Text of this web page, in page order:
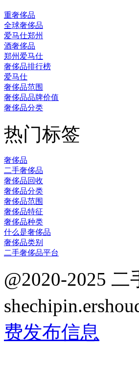
重奢侈品
全球奢侈品
爱马仕郑州
酒奢侈品
郑州爱马仕
奢侈品排行榜
爱马仕
奢侈品范围
奢侈品品牌价值
奢侈品分类
热门标签
奢侈品
二手奢侈品
奢侈品回收
奢侈品分类
奢侈品范围
奢侈品特征
奢侈品种类
什么是奢侈品
奢侈品类别
二手奢侈品平台
@2020-2025
费发布信息